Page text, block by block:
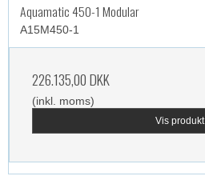
Aquamatic 450-1 Modular
A15M450-1
226.135,00 DKK
(inkl. moms)
Vis produkt